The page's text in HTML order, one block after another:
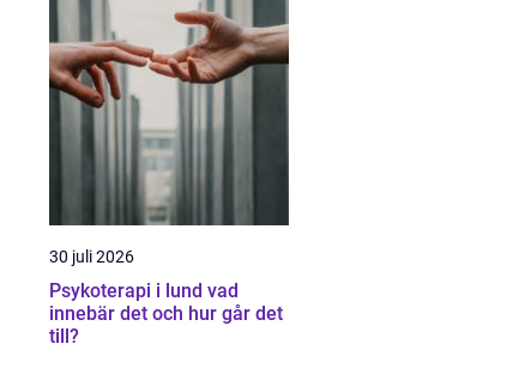
30 juli 2026
Psykoterapi i lund vad
innebär det och hur går det
till?